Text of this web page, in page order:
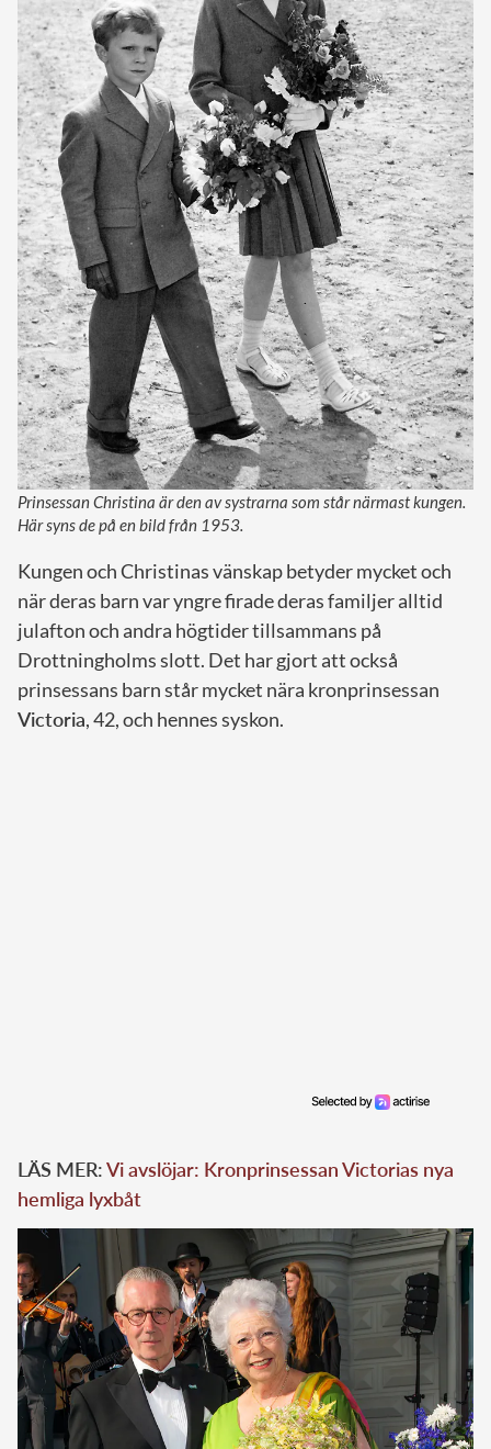
Prinsessan Christina är den av systrarna som står närmast kungen.
Här syns de på en bild från 1953.
Kungen och Christinas vänskap betyder mycket och
när deras barn var yngre firade deras familjer alltid
julafton och andra högtider tillsammans på
Drottningholms slott. Det har gjort att också
prinsessans barn står mycket nära kronprinsessan
Victoria, 42, och hennes syskon.
LÄS MER:Vi avslöjar: Kronprinsessan Victorias nya
hemliga lyxbåt